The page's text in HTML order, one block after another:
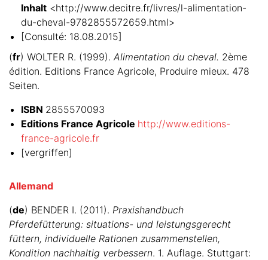
Inhalt <http://www.decitre.fr/livres/l-alimentation-
du-cheval-9782855572659.html>
[Consulté: 18.08.2015]
(fr) WOLTER R. (1999). Alimentation du cheval. 2ème
édition. Editions France Agricole, Produire mieux. 478
Seiten.
ISBN 2855570093
Editions France Agricole http://www.editions-
france-agricole.fr
[vergriffen]
Allemand
(de) BENDER I. (2011). Praxishandbuch
Pferdefütterung: situations- und leistungsgerecht
füttern, individuelle Rationen zusammenstellen,
Kondition nachhaltig verbessern. 1. Auflage. Stuttgart: